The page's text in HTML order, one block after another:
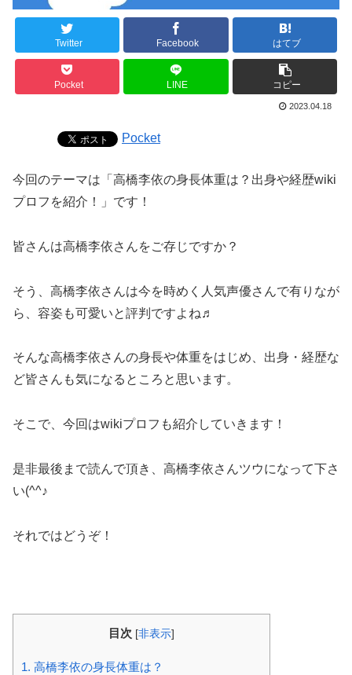
Twitter Facebook はてブ
Pocket LINE コピー
2023.04.18
Pocket
今回のテーマは「高橋李依の身長体重は？出身や経歴wiki
プロフを紹介！」です！
皆さんは高橋李依さんをご存じですか？
そう、高橋李依さんは今を時めく人気声優さんで有りなが
ら、容姿も可愛いと評判ですよね♬
そんな高橋李依さんの身長や体重をはじめ、出身・経歴な
ど皆さんも気になるところと思います。
そこで、今回はwikiプロフも紹介していきます！
是非最後まで読んで頂き、高橋李依さんツウになって下さ
い(^^♪
それではどうぞ！
目次 [非表示]
1. 高橋李依の身長体重は？